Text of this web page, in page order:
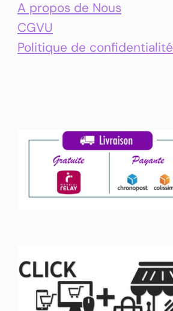
A propos de Nous
CGVU
Politique de confidentialité